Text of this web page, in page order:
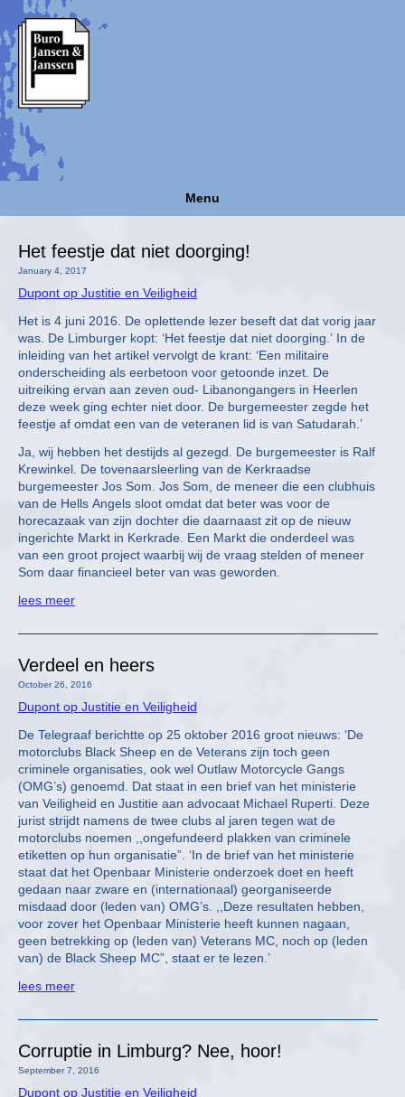
Menu
Het feestje dat niet doorging!
January 4, 2017
Dupont op Justitie en Veiligheid
Het is 4 juni 2016. De oplettende lezer beseft dat dat vorig jaar
was. De Limburger kopt: ‘Het feestje dat niet doorging.’ In de
inleiding van het artikel vervolgt de krant: ‘Een militaire
onderscheiding als eerbetoon voor getoonde inzet. De
uitreiking ervan aan zeven oud- Libanongangers in Heerlen
deze week ging echter niet door. De burgemeester zegde het
feestje af omdat een van de veteranen lid is van Satudarah.’
Ja, wij hebben het destijds al gezegd. De burgemeester is Ralf
Krewinkel. De tovenaarsleerling van de Kerkraadse
burgemeester Jos Som. Jos Som, de meneer die een clubhuis
van de Hells Angels sloot omdat dat beter was voor de
horecazaak van zijn dochter die daarnaast zit op de nieuw
ingerichte Markt in Kerkrade. Een Markt die onderdeel was
van een groot project waarbij wij de vraag stelden of meneer
Som daar financieel beter van was geworden.
lees meer
Verdeel en heers
October 26, 2016
Dupont op Justitie en Veiligheid
De Telegraaf berichtte op 25 oktober 2016 groot nieuws: ‘De
motorclubs Black Sheep en de Veterans zijn toch geen
criminele organisaties, ook wel Outlaw Motorcycle Gangs
(OMG’s) genoemd. Dat staat in een brief van het ministerie
van Veiligheid en Justitie aan advocaat Michael Ruperti. Deze
jurist strijdt namens de twee clubs al jaren tegen wat de
motorclubs noemen ,,ongefundeerd plakken van criminele
etiketten op hun organisatie”. ‘In de brief van het ministerie
staat dat het Openbaar Ministerie onderzoek doet en heeft
gedaan naar zware en (internationaal) georganiseerde
misdaad door (leden van) OMG’s. ,,Deze resultaten hebben,
voor zover het Openbaar Ministerie heeft kunnen nagaan,
geen betrekking op (leden van) Veterans MC, noch op (leden
van) de Black Sheep MC”, staat er te lezen.’
lees meer
Corruptie in Limburg? Nee, hoor!
September 7, 2016
Dupont op Justitie en Veiligheid